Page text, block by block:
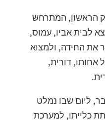
הראשון, המתרחש
אורי יוצא לבית אביו, עמוס,
את החידה, ולמצוא
דורית,
ליום שבו נמלט
כלייתו, למערכת